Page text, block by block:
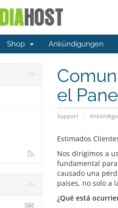
Shop Ankündigungen
el
Support
Estimados
Nos dirigimos a
fundamental
causado una
países, no solo a
¿Qué está